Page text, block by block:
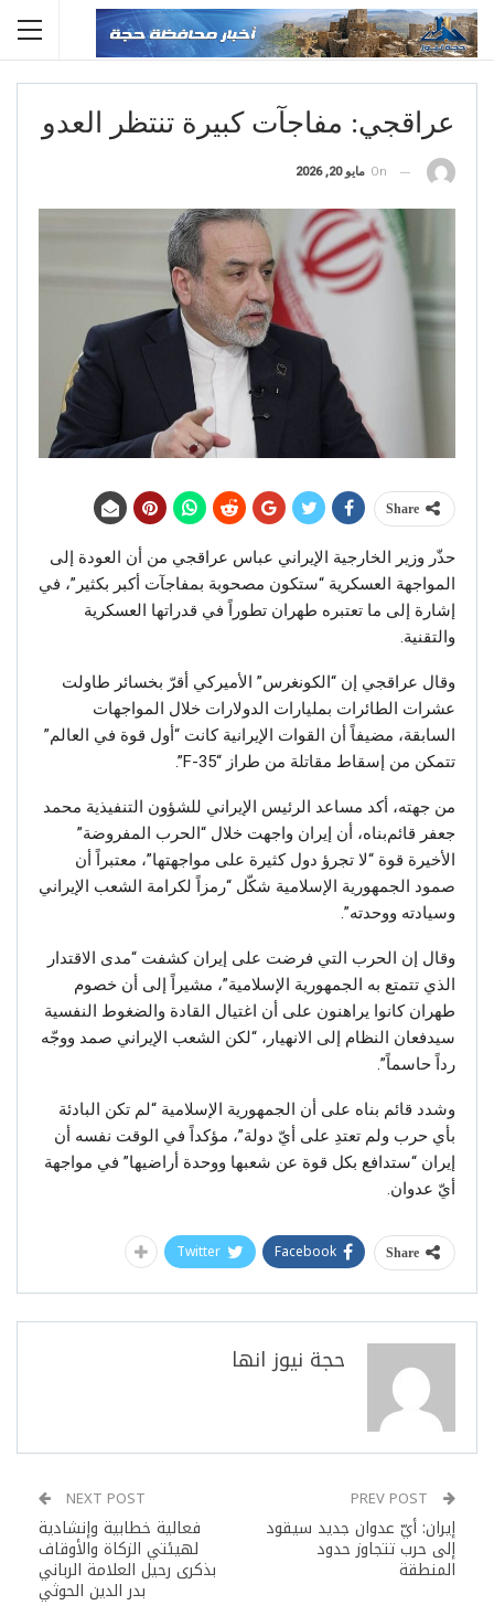
عراقجي: مفاجآت كبيرة تنتظر العدو
On مايو 20, 2026
Share
حذّر وزير الخارجية الإيراني عباس عراقجي من أن العودة إلى
المواجهة العسكرية “ستكون مصحوبة بمفاجآت أكبر بكثير”، في
إشارة إلى ما تعتبره طهران تطوراً في قدراتها العسكرية
والتقنية.
وقال عراقجي إن “الكونغرس” الأميركي أقرّ بخسائر طاولت
عشرات الطائرات بمليارات الدولارات خلال المواجهات
السابقة، مضيفاً أن القوات الإيرانية كانت “أول قوة في العالم”
تتمكن من إسقاط مقاتلة من طراز “F-35”.
من جهته، أكد مساعد الرئيس الإيراني للشؤون التنفيذية محمد
جعفر قائم‌بناه، أن إيران واجهت خلال “الحرب المفروضة”
الأخيرة قوة “لا تجرؤ دول كثيرة على مواجهتها”، معتبراً أن
صمود الجمهورية الإسلامية شكّل “رمزاً لكرامة الشعب الإيراني
وسيادته ووحدته”.
وقال إن الحرب التي فرضت على إيران كشفت “مدى الاقتدار
الذي تتمتع به الجمهورية الإسلامية”، مشيراً إلى أن خصوم
طهران كانوا يراهنون على أن اغتيال القادة والضغوط النفسية
سيدفعان النظام إلى الانهيار، “لكن الشعب الإيراني صمد ووجّه
رداً حاسماً”.
وشدد قائم ‌بناه على أن الجمهورية الإسلامية “لم تكن البادئة
بأي حرب ولم تعتدِ على أيّ دولة”، مؤكداً في الوقت نفسه أن
إيران “ستدافع بكل قوة عن شعبها ووحدة أراضيها” في مواجهة
أيّ عدوان.
Share
Facebook
Twitter
حجة نيوز انها
إيران: أيّ عدوان جديد سيقود
إلى حرب تتجاوز حدود
المنطقة
NEXT POST
فعالية خطابية وإنشادية
لهيئتي الزكاة والأوقاف
بذكرى رحيل العلامة الرباني
بدر الدين الحوثي